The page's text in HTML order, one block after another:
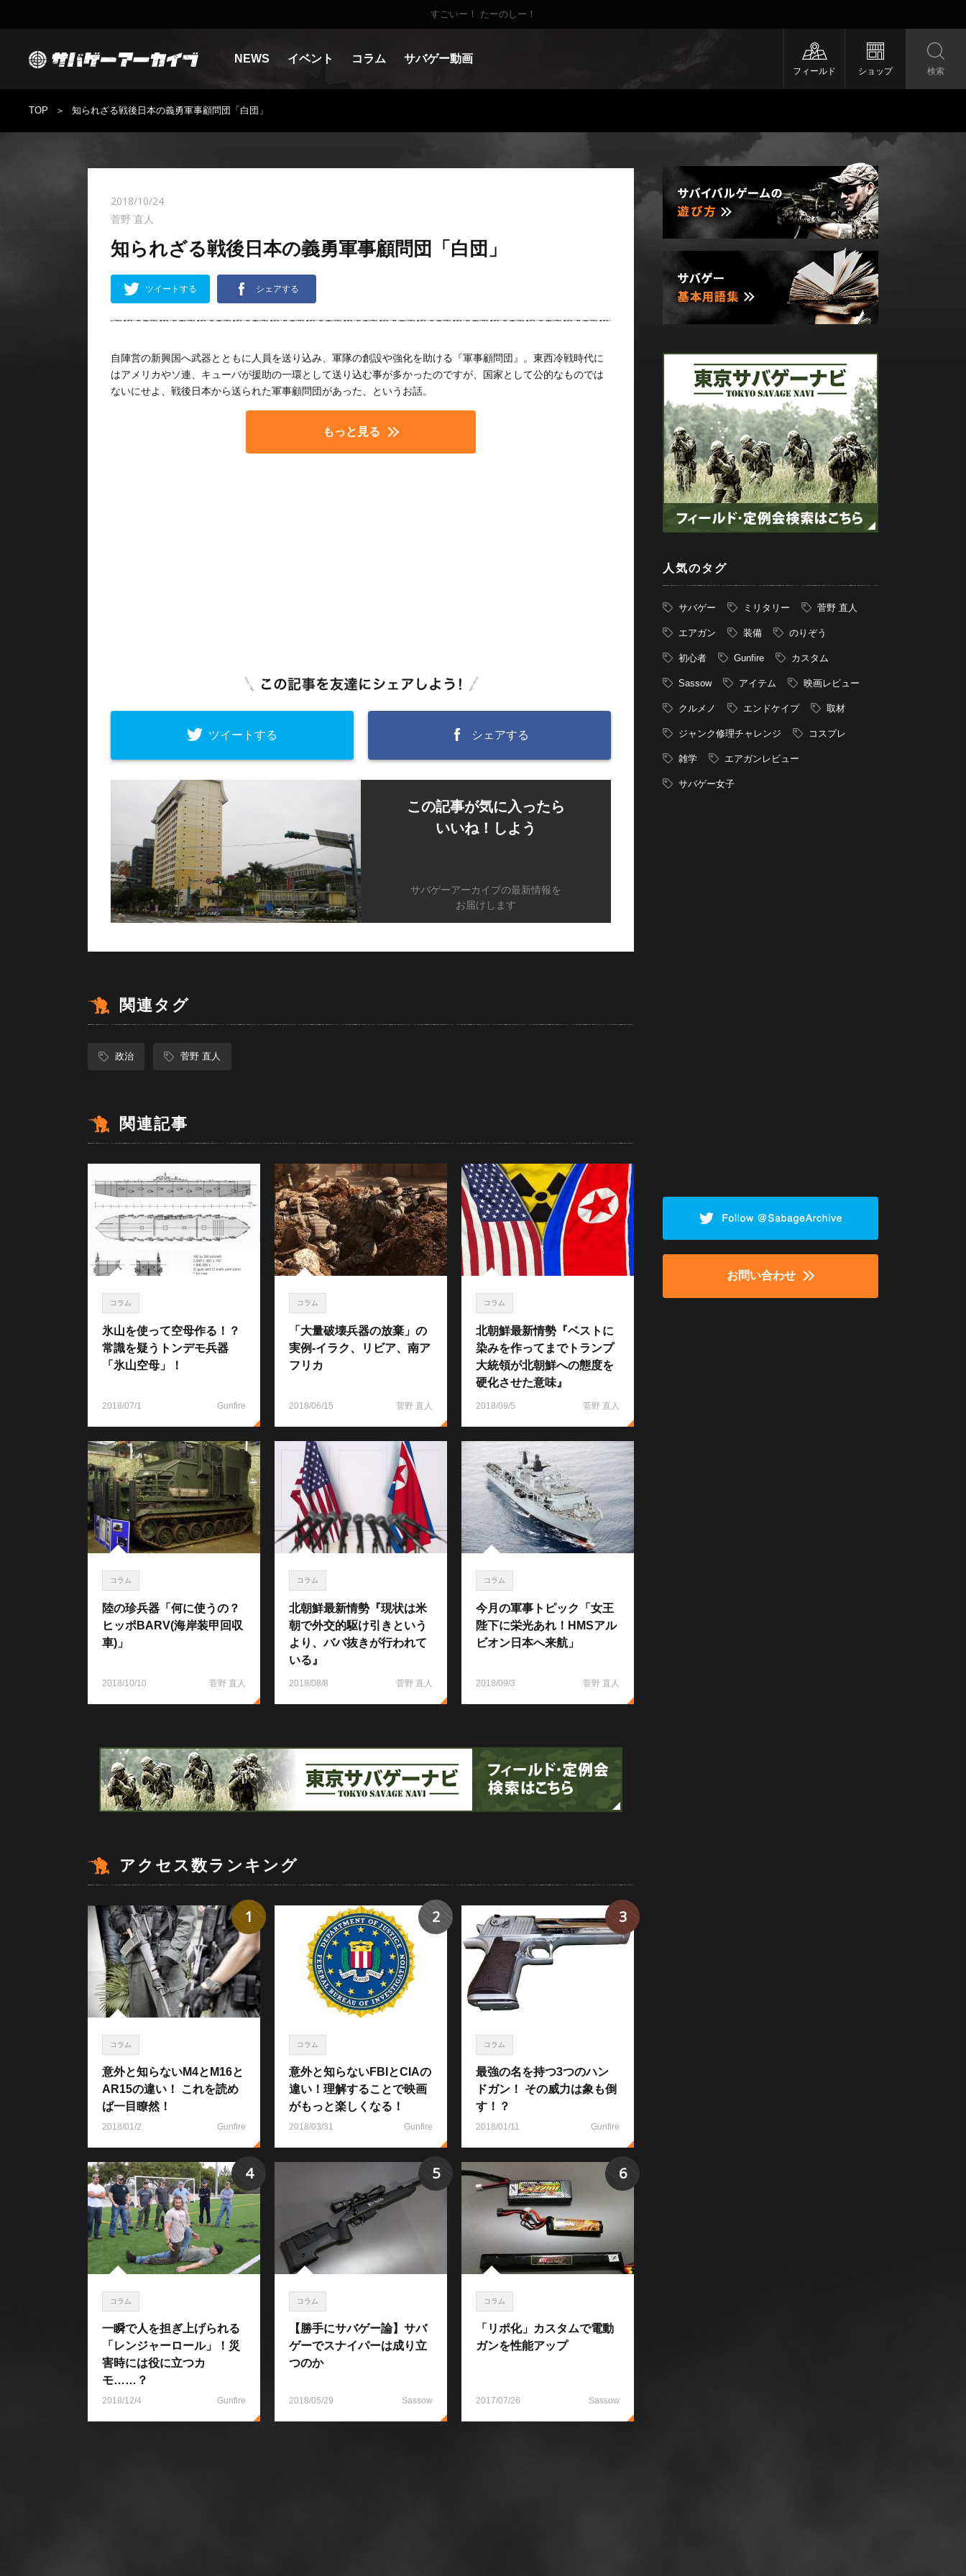
すごいー！ たーのしー！
NEWS イベント コラム サバゲー動画
フィールド ショップ 検索
TOP 知られざる戦後日本の義勇軍事顧問団「白団」
2018/10/24
菅野 直人
知られざる戦後日本の義勇軍事顧問団「白団」
ツイートする シェアする
自陣営の新興国へ武器とともに人員を送り込み、軍隊の創設や強化を助ける『軍事顧問団』。東西冷戦時代に
はアメリカやソ連、キューバが援助の一環として送り込む事が多かったのですが、国家として公的なものでは
ないにせよ、戦後日本から送られた軍事顧問団があった、というお話。
もっと見る
ツイートする シェアする
この記事が気に入ったら
いいね！しよう
サバゲーアーカイブの最新情報を
お届けします
関連タグ
政治 菅野 直人
関連記事
コラム
氷山を使って空母作る！？
常識を疑うトンデモ兵器
「氷山空母」！
2018/07/1 Gunfire
コラム
「大量破壊兵器の放棄」の
実例-イラク、リビア、南ア
フリカ
2018/06/15 菅野 直人
コラム
北朝鮮最新情勢『ベストに
染みを作ってまでトランプ
大統領が北朝鮮への態度を
硬化させた意味』
2018/09/5 菅野 直人
コラム
陸の珍兵器「何に使うの？
ヒッポBARV(海岸装甲回収
車)」
2018/10/10 菅野 直人
コラム
北朝鮮最新情勢『現状は米
朝で外交的駆け引きという
より、ババ抜きが行われて
いる』
2018/08/8 菅野 直人
コラム
今月の軍事トピック「女王
陛下に栄光あれ！HMSアル
ビオン日本へ来航」
2018/09/3 菅野 直人
アクセス数ランキング
コラム
意外と知らないM4とM16と
AR15の違い！ これを読め
ば一目瞭然！
2018/01/2 Gunfire
1
コラム
意外と知らないFBIとCIAの
違い！理解することで映画
がもっと楽しくなる！
2018/03/31 Gunfire
2
コラム
最強の名を持つ3つのハン
ドガン！ その威力は象も倒
す！？
2018/01/11 Gunfire
3
コラム
一瞬で人を担ぎ上げられる
「レンジャーロール」！災
害時には役に立つカ
モ……？
2018/12/4 Gunfire
4
コラム
【勝手にサバゲー論】サバ
ゲーでスナイパーは成り立
つのか
2018/05/29 Sassow
5
コラム
「リポ化」カスタムで電動
ガンを性能アップ
2017/07/26 Sassow
6
人気のタグ
サバゲー ミリタリー 菅野 直人
エアガン 装備 のりぞう
初心者 Gunfire カスタム
Sassow アイテム 映画レビュー
クルメノ エンドケイプ 取材
ジャンク修理チャレンジ コスプレ
雑学 エアガンレビュー
サバゲー女子
お問い合わせ